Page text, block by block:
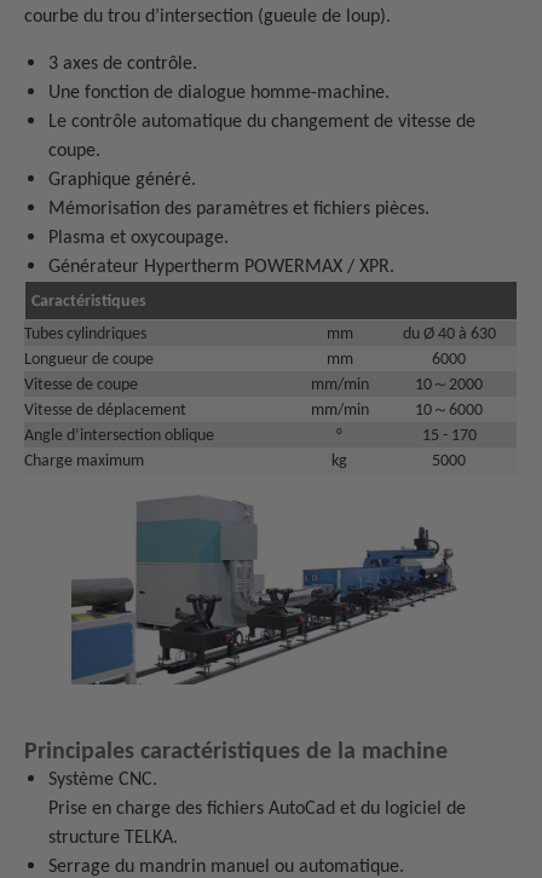
courbe du trou d’intersection (gueule de loup).
3 axes de contrôle.
Une fonction de dialogue homme-machine.
Le contrôle automatique du changement de vitesse de
coupe.
Graphique généré.
Mémorisation des paramètres et fichiers pièces.
Plasma et oxycoupage.
Générateur Hypertherm POWERMAX / XPR.
Caractéristiques
Tubes cylindriques
mm
du Ø 40 à 630
Longueur de coupe
mm
6000
Vitesse de coupe
mm/min
10～2000
Vitesse de déplacement
mm/min
10～6000
Angle d’intersection oblique
°
15 - 170
Charge maximum
kg 5000
Principales caractéristiques de la machine
Système CNC.
Prise en charge des fichiers AutoCad et du logiciel de
structure TELKA.
Serrage du mandrin manuel ou automatique.